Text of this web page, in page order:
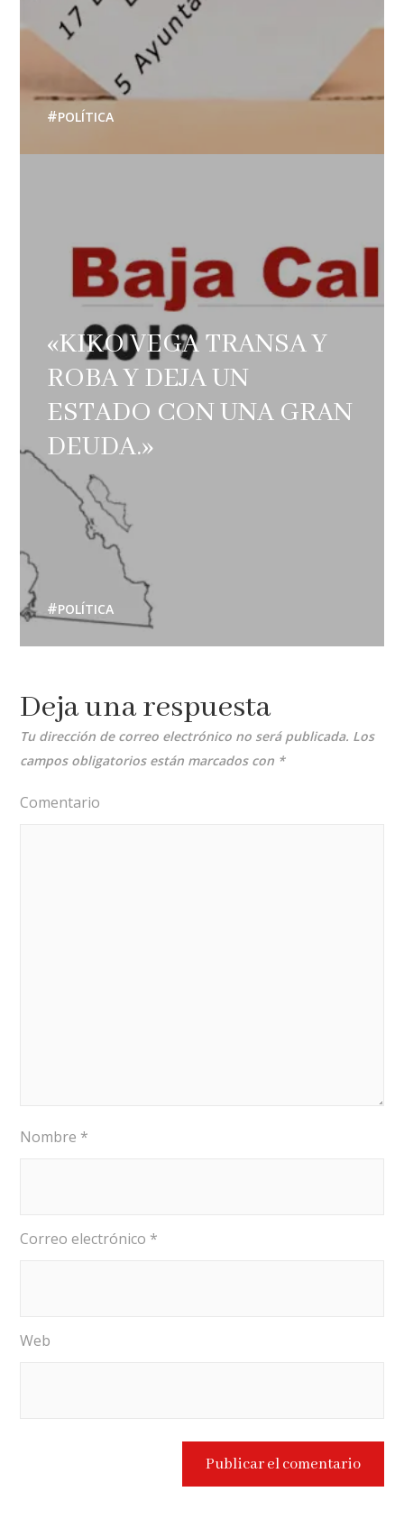
POLÍTICA
«KIKO VEGA TRANSA Y
ROBA Y DEJA UN
ESTADO CON UNA GRAN
DEUDA.»
POLÍTICA
Deja una respuesta
Tu dirección de correo electrónico no será publicada. Los
campos obligatorios están marcados con *
Comentario
Nombre *
Correo electrónico *
Web